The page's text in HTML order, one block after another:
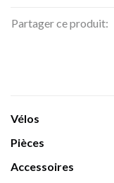
Partager ce produit:
Vélos
Pièces
Accessoires